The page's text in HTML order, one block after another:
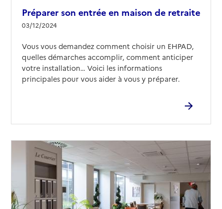
Préparer son entrée en maison de retraite
03/12/2024
Vous vous demandez comment choisir un EHPAD,
quelles démarches accomplir, comment anticiper
votre installation… Voici les informations
principales pour vous aider à vous y préparer.